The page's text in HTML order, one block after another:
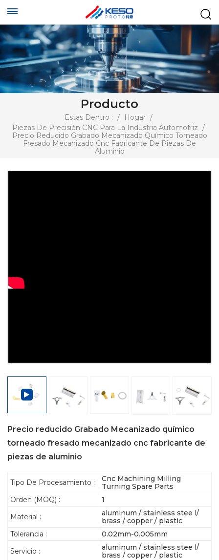
Producto
Estas Dentro : / Hogar /
Piezas De Precisión CNC Para La Industria Automotriz /
Precio Reducido Grabado Mecanizado Químico Torneado
Fresado Mecanizado Cnc Fabricante De Piezas De
Aluminio
Precio reducido Grabado Mecanizado químico
torneado fresado mecanizado cnc fabricante de
piezas de aluminio
Tipo De Procesamiento :
Cnc Machining Milling
Turning Spare Parts
Orden (MOQ) :
1
Material :
aluminum / stainless stee l/
brass / copper / plastic
Tolerancia :
0.02mm-0.005mm
Servicio :
aluminum / stainless stee l/
brass / copper / plastic